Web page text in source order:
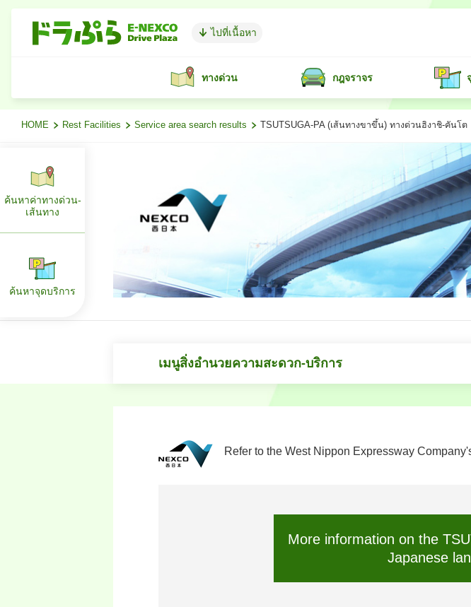
ไปที่เนื้อหา
ทางด่วน กฎจราจร
HOME Rest Facilities Service area search results TSUTSUGA-PA (เส้นทางขาขึ้น) ทางด่วนฮิงาชิ-คันโต
เมนูสิ่งอำนวยความสะดวก-บริการ
Refer to the West Nippon Expressway
More information on the
Japanese
ค้นหาค่าทางด่วน-
เส้นทาง
ค้นหาจุดบริการ